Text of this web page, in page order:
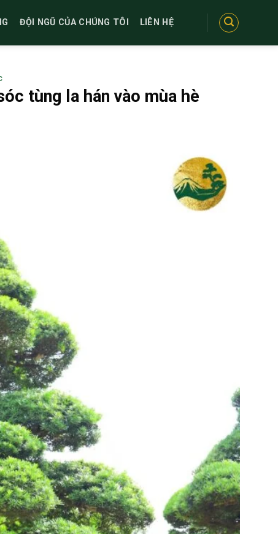
ĐỘI NGŨ CỦA CHÚNG TÔI LIÊN HỆ
tùng la hán vào mùa hè